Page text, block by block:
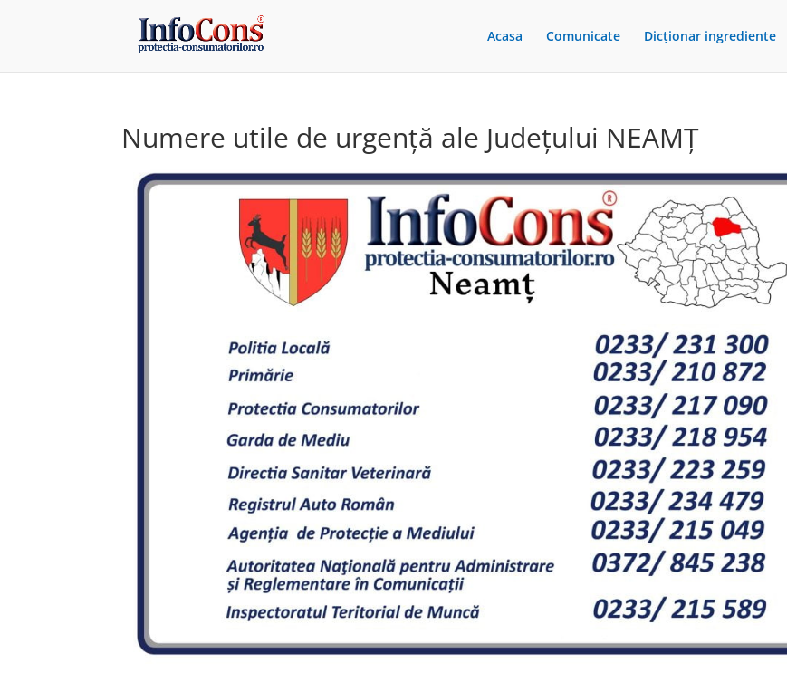
Acasa Comunicate Dicționar ingrediente
Numere utile de urgență ale Județului NEAMȚ